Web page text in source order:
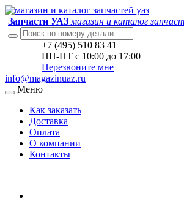
Запчасти УАЗ магазин и каталог
+7 (495) 510 83 41
ПН-ПТ с 10:00 до 17:00
Перезвоните мне
info@magazinuaz.ru
Меню
Как заказать
Доставка
Оплата
О компании
Контакты